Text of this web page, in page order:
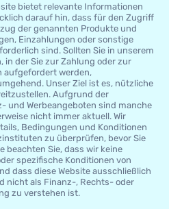
bietet relevante Informationen
darauf hin, dass für den Zugriff
der genannten Produkte und
Einzahlungen oder sonstige
sind. Sollten Sie in unserem
in der Sie zur Zahlung oder zur
aufgefordert werden,
Unser Ziel ist es, nützliche
Aufgrund der
und Werbeangeboten sind manche
nicht immer aktuell. Wir
Bedingungen und Konditionen
zu überprüfen, bevor Sie
beachten Sie, dass wir keine
spezifische Konditionen von
dass diese Website ausschließlich
nicht als Finanz-, Rechts- oder
zu verstehen ist.